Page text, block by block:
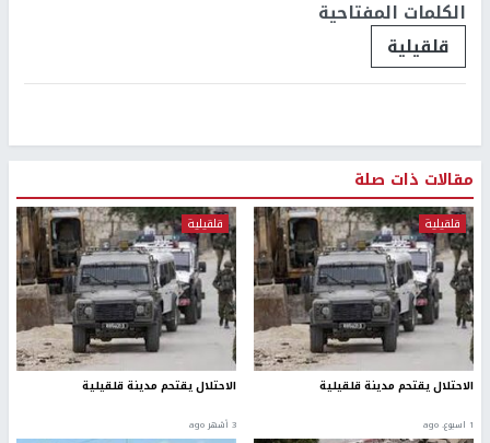
الكلمات المفتاحية
قلقيلية
مقالات ذات صلة
قلقيلية
الاحتلال يقتحم مدينة قلقيلية
1 اسبوع. ago
قلقيلية
الاحتلال يقتحم مدينة قلقيلية
3 أشهر ago